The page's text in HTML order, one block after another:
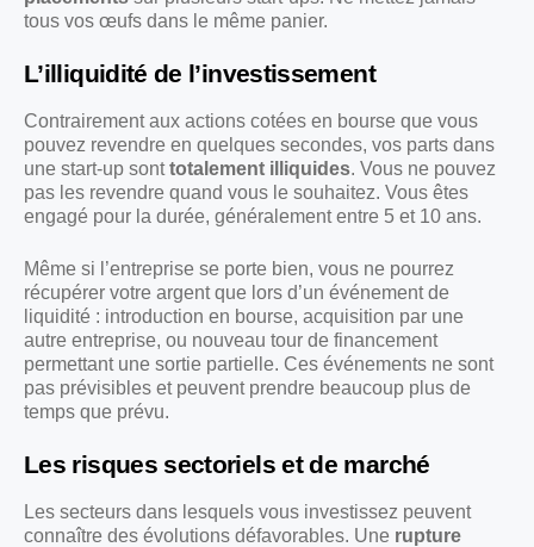
tous vos œufs dans le même panier.
L’illiquidité de l’investissement
Contrairement aux actions cotées en bourse que vous
pouvez revendre en quelques secondes, vos parts dans
une start-up sonttotalement illiquides. Vous ne pouvez
pas les revendre quand vous le souhaitez. Vous êtes
engagé pour la durée, généralement entre 5 et 10 ans.
Même si l’entreprise se porte bien, vous ne pourrez
récupérer votre argent que lors d’un événement de
liquidité : introduction en bourse, acquisition par une
autre entreprise, ou nouveau tour de financement
permettant une sortie partielle. Ces événements ne sont
pas prévisibles et peuvent prendre beaucoup plus de
temps que prévu.
Les risques sectoriels et de marché
Les secteurs dans lesquels vous investissez peuvent
connaître des évolutions défavorables. Une rupture